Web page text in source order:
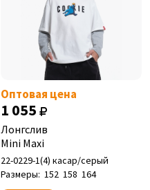
Оптовая цена
1 055
Лонгслив
Mini Maxi
22-0229-1(4) касар/серый
Размеры: 152 158 164